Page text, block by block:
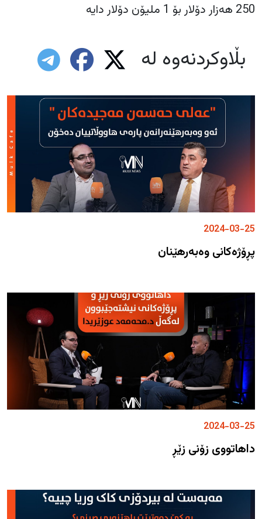
250 هەزار دۆلار بۆ 1 ملیۆن دۆلار دایە
بڵاوکردنەوە لە
2024-03-25
پڕۆژەکانی وەبەرهێنان
2024-03-25
داهاتووی زۆنی زێڕ